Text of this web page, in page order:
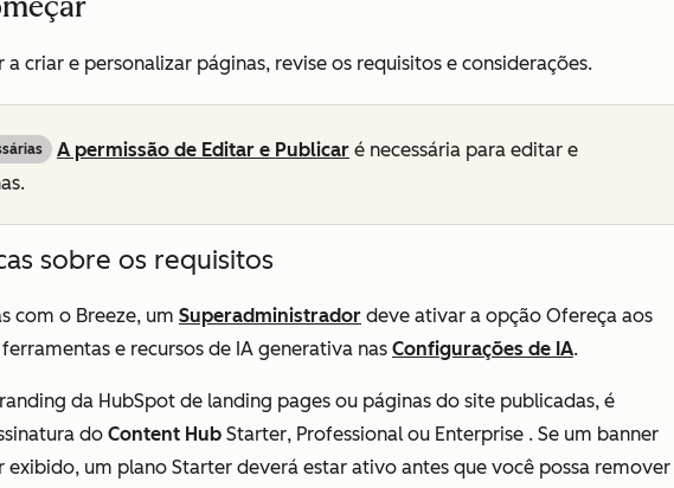
a criar e personalizar páginas, revise os requisitos e considerações.
A permissão de Editar e Publicar é necessária para editar e
sobre os requisitos
com o Breeze, um Superadministrador deve ativar a opção Ofereça aos
ferramentas e recursos de IA generativa nas Configurações de IA.
da HubSpot de landing pages ou páginas do site publicadas, é
do Content Hub Starter, Professional ou Enterprise . Se um banner
exibido, um plano Starter deverá estar ativo antes que você possa remover